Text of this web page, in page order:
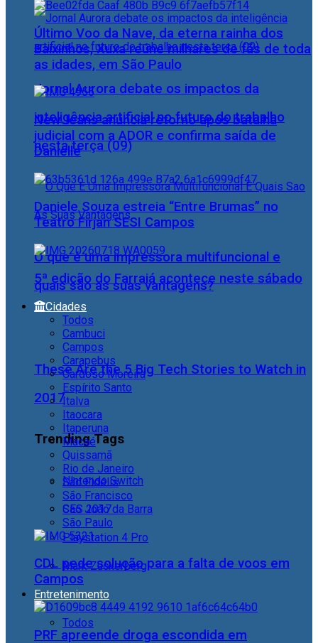
Jornal Aurora debate os impactos da
inteligência artificial no futuro do trabalho
nesta terça (09)
O que é uma impressora multifuncional e
quais são as suas vantagens?
These Are the 5 Big Tech Stories to Watch in
2017
Trending Tags
Nintendo Switch
CES 2017
Playstation 4 Pro
Mark Zuckerberg
Entretenimento
Todos
Último Voo da Nave, da eterna rainha dos
Baixinhos, Xuxa reúne milhares de fãs de toda
as idades, em São Paulo
NewJeans anuncia retorno após batalha
judicial com a ADOR e confirma saída de
Danielle
Daniele Souza estreia “Entre Brumas” no
Teatro Firjan SESI Campos
5ª edição do Farraiá acontece neste sábado
Cidades
Todos
Cambuci
Campos
Carapebus
Cardoso Moreira
Espírito Santo
Italva
Itaocara
Itaperuna
Macaé
Quissamã
Rio de Janeiro
São Fidélis
São Francisco
São João da Barra
São Paulo
CDL pede solução para a falta de voos em
Campos
PRF apreende droga escondida em